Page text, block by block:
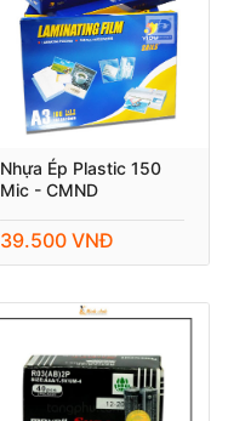
Nhựa Ép Plastic 150
Mic - CMND
39.500 VNĐ